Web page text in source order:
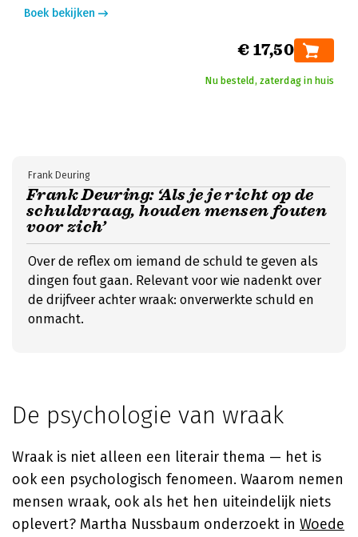
Boek bekijken
€ 17,50
Nu besteld, zaterdag in huis
Frank Deuring: ‘Als je je richt op de
schuldvraag, houden mensen fouten
voor zich’
Frank Deuring
Over de reflex om iemand de schuld te geven als
dingen fout gaan. Relevant voor wie nadenkt over
de drijfveer achter wraak: onverwerkte schuld en
onmacht.
De psychologie van wraak
Wraak is niet alleen een literair thema — het is
ook een psychologisch fenomeen. Waarom nemen
mensen wraak, ook als het hen uiteindelijk niets
oplevert? Martha Nussbaum onderzoekt in Woede